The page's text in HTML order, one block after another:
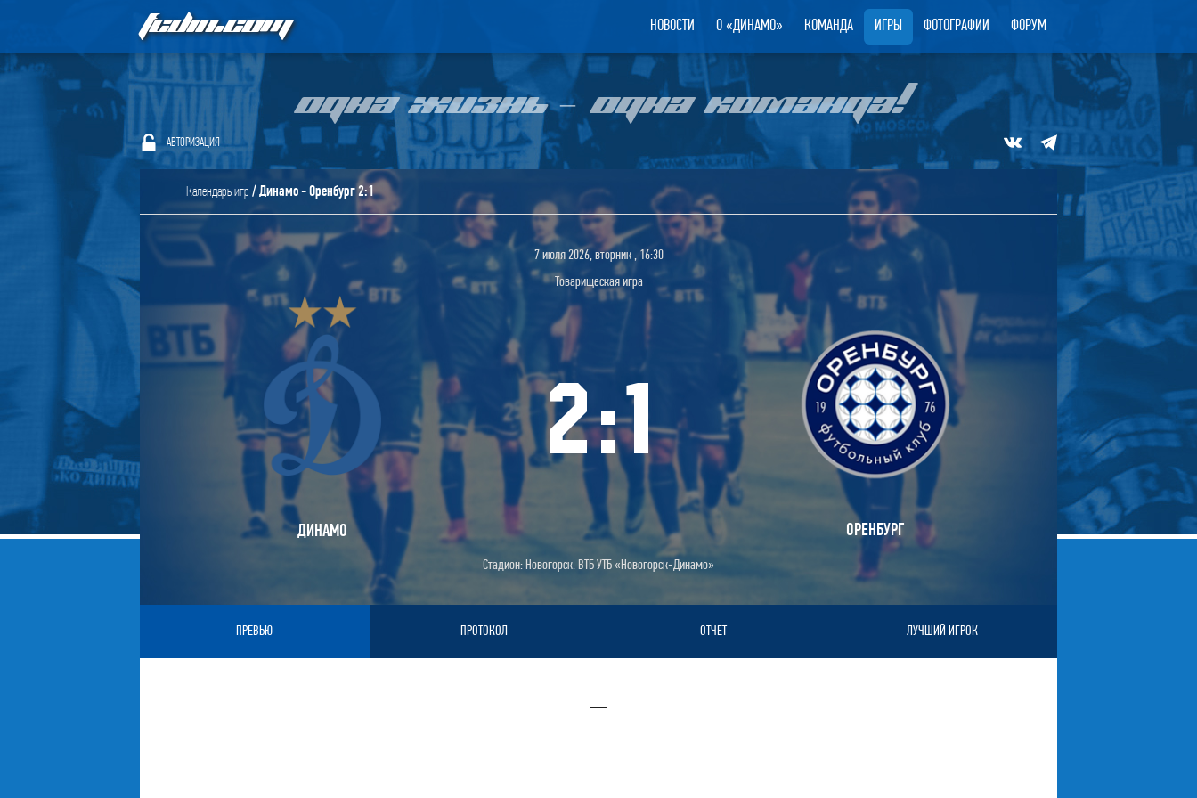
FCDIN.COM НОВОСТИ О «ДИНАМО» КОМАНДА ИГРЫ ФОТОГРАФИИ ФОРУМ
ОДНА ЖИЗНЬ – ОДНА КОМАНДА!
АВТОРИЗАЦИЯ
Календарь игр / Динамо - Оренбург 2:1
7 июля 2026, вторник , 16:30
Товарищеская игра
ДИНАМО
2:1
ОРЕНБУРГ
Стадион: Новогорск. ВТБ УТБ «Новогорск-Динамо»
ПРЕВЬЮ ПРОТОКОЛ ОТЧЕТ ЛУЧШИЙ ИГРОК
—